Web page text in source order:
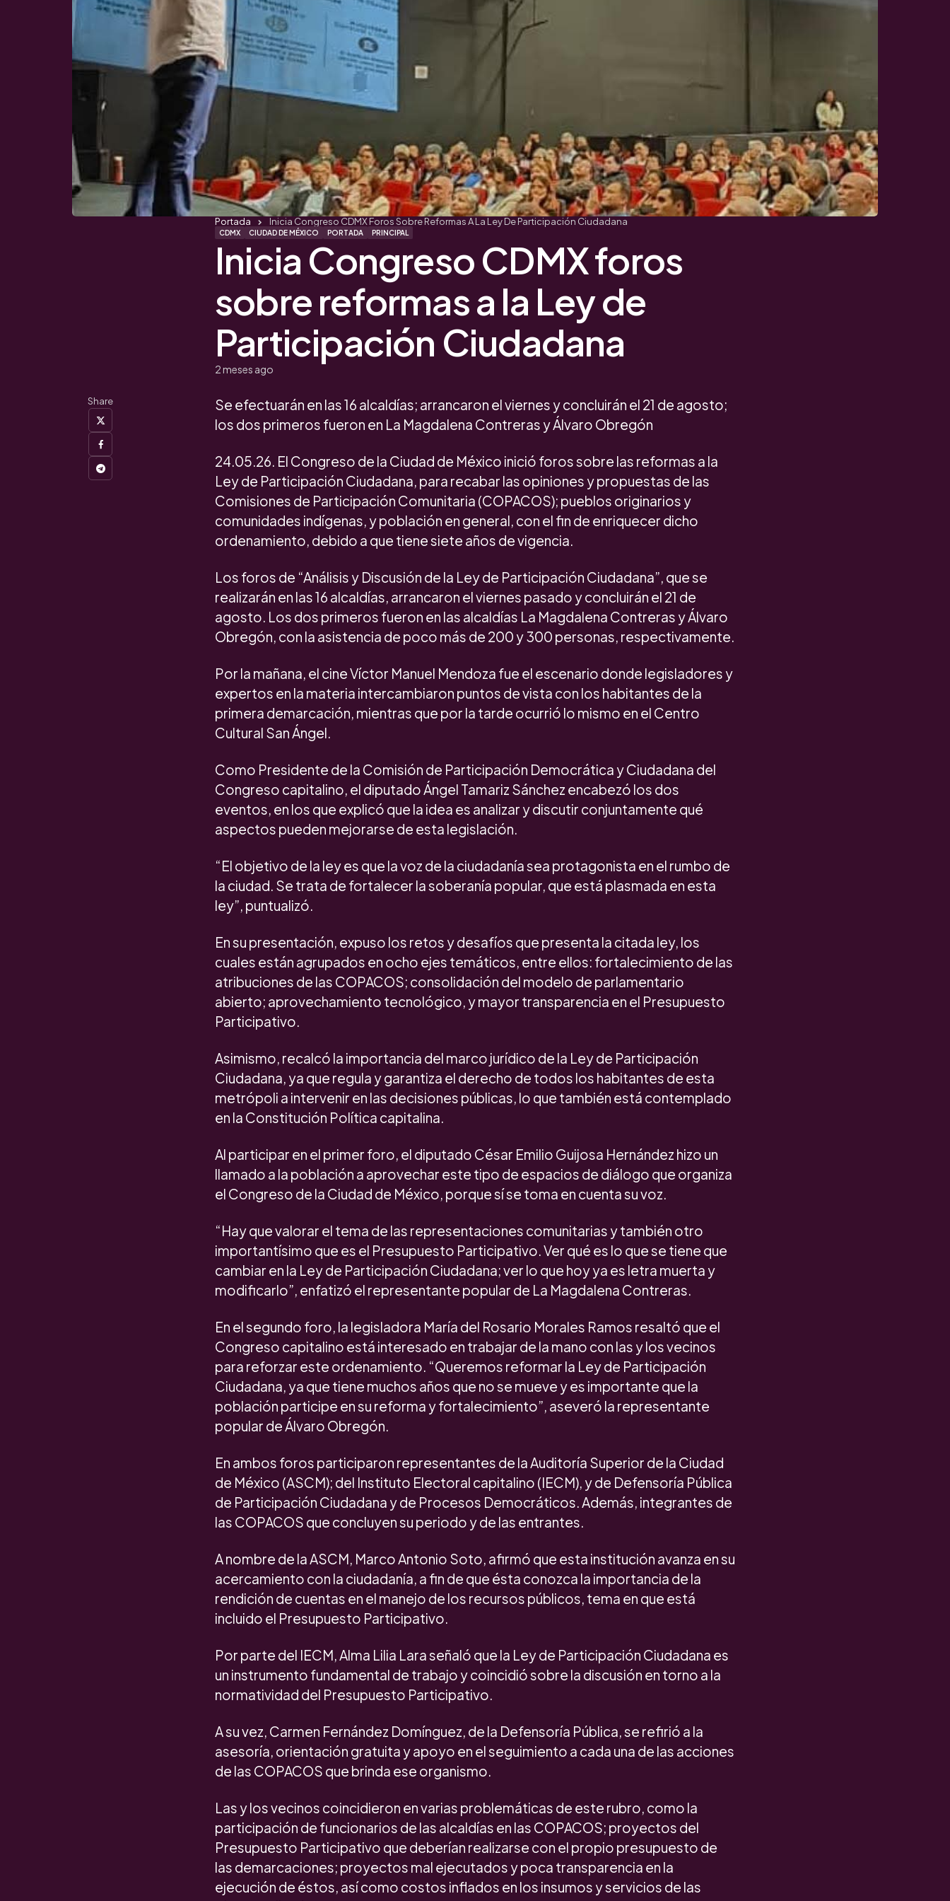
CDMX CIUDAD DE MÉXICO PORTADA PRINCIPAL
Inicia Congreso CDMX foros
sobre reformas a la Ley de
Participación Ciudadana
2 meses ago
Portada Inicia Congreso CDMX Foros Sobre Reformas A La Ley De Participación Ciudadana
Share
Se efectuarán en las 16 alcaldías; arrancaron el viernes y concluirán el 21 de agosto;
los dos primeros fueron en La Magdalena Contreras y Álvaro Obregón
24.05.26. El Congreso de la Ciudad de México inició foros sobre las reformas a la
Ley de Participación Ciudadana, para recabar las opiniones y propuestas de las
Comisiones de Participación Comunitaria (COPACOS); pueblos originarios y
comunidades indígenas, y población en general, con el fin de enriquecer dicho
ordenamiento, debido a que tiene siete años de vigencia.
Los foros de “Análisis y Discusión de la Ley de Participación Ciudadana”, que se
realizarán en las 16 alcaldías, arrancaron el viernes pasado y concluirán el 21 de
agosto. Los dos primeros fueron en las alcaldías La Magdalena Contreras y Álvaro
Obregón, con la asistencia de poco más de 200 y 300 personas, respectivamente.
Por la mañana, el cine Víctor Manuel Mendoza fue el escenario donde legisladores y
expertos en la materia intercambiaron puntos de vista con los habitantes de la
primera demarcación, mientras que por la tarde ocurrió lo mismo en el Centro
Cultural San Ángel.
Como Presidente de la Comisión de Participación Democrática y Ciudadana del
Congreso capitalino, el diputado Ángel Tamariz Sánchez encabezó los dos
eventos, en los que explicó que la idea es analizar y discutir conjuntamente qué
aspectos pueden mejorarse de esta legislación.
“El objetivo de la ley es que la voz de la ciudadanía sea protagonista en el rumbo de
la ciudad. Se trata de fortalecer la soberanía popular, que está plasmada en esta
ley”, puntualizó.
En su presentación, expuso los retos y desafíos que presenta la citada ley, los
cuales están agrupados en ocho ejes temáticos, entre ellos: fortalecimiento de las
atribuciones de las COPACOS; consolidación del modelo de parlamentario
abierto; aprovechamiento tecnológico, y mayor transparencia en el Presupuesto
Participativo.
Asimismo, recalcó la importancia del marco jurídico de la Ley de Participación
Ciudadana, ya que regula y garantiza el derecho de todos los habitantes de esta
metrópoli a intervenir en las decisiones públicas, lo que también está contemplado
en la Constitución Política capitalina.
Al participar en el primer foro, el diputado César Emilio Guijosa Hernández hizo un
llamado a la población a aprovechar este tipo de espacios de diálogo que organiza
el Congreso de la Ciudad de México, porque sí se toma en cuenta su voz.
“Hay que valorar el tema de las representaciones comunitarias y también otro
importantísimo que es el Presupuesto Participativo. Ver qué es lo que se tiene que
cambiar en la Ley de Participación Ciudadana; ver lo que hoy ya es letra muerta y
modificarlo”, enfatizó el representante popular de La Magdalena Contreras.
En el segundo foro, la legisladora María del Rosario Morales Ramos resaltó que el
Congreso capitalino está interesado en trabajar de la mano con las y los vecinos
para reforzar este ordenamiento. “Queremos reformar la Ley de Participación
Ciudadana, ya que tiene muchos años que no se mueve y es importante que la
población participe en su reforma y fortalecimiento”, aseveró la representante
popular de Álvaro Obregón.
En ambos foros participaron representantes de la Auditoría Superior de la Ciudad
de México (ASCM); del Instituto Electoral capitalino (IECM), y de Defensoría Pública
de Participación Ciudadana y de Procesos Democráticos. Además, integrantes de
las COPACOS que concluyen su periodo y de las entrantes.
A nombre de la ASCM, Marco Antonio Soto, afirmó que esta institución avanza en su
acercamiento con la ciudadanía, a fin de que ésta conozca la importancia de la
rendición de cuentas en el manejo de los recursos públicos, tema en que está
incluido el Presupuesto Participativo.
Por parte del IECM, Alma Lilia Lara señaló que la Ley de Participación Ciudadana es
un instrumento fundamental de trabajo y coincidió sobre la discusión en torno a la
normatividad del Presupuesto Participativo.
A su vez, Carmen Fernández Domínguez, de la Defensoría Pública, se refirió a la
asesoría, orientación gratuita y apoyo en el seguimiento a cada una de las acciones
de las COPACOS que brinda ese organismo.
Las y los vecinos coincidieron en varias problemáticas de este rubro, como la
participación de funcionarios de las alcaldías en las COPACOS; proyectos del
Presupuesto Participativo que deberían realizarse con el propio presupuesto de
las demarcaciones; proyectos mal ejecutados y poca transparencia en la
ejecución de éstos, así como costos inflados en los insumos y servicios de las